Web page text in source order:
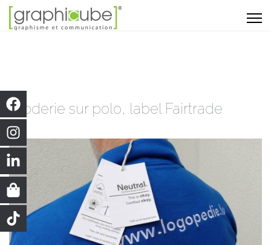
Broderie sur polo, label Fairtrade